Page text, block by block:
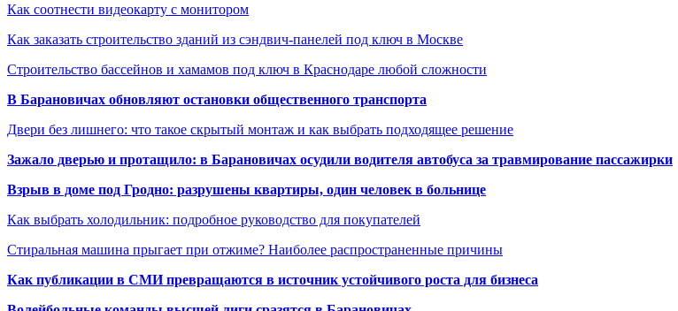
Как соотнести видеокарту с монитором
Как заказать строительство зданий из сэндвич-панелей под ключ в Москве
Строительство бассейнов и хамамов под ключ в Краснодаре любой сложности
В Барановичах обновляют остановки общественного транспорта
Двери без лишнего: что такое скрытый монтаж и как выбрать подходящее решение
Зажало дверью и протащило: в Барановичах осудили водителя автобуса за травмирование пассажирки
Взрыв в доме под Гродно: разрушены квартиры, один человек в больнице
Как выбрать холодильник: подробное руководство для покупателей
Стиральная машина прыгает при отжиме? Наиболее распространенные причины
Как публикации в СМИ превращаются в источник устойчивого роста для бизнеса